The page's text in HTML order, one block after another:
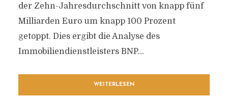
der Zehn-Jahresdurchschnitt von knapp fünf
Milliarden Euro um knapp 100 Prozent
getoppt. Dies ergibt die Analyse des
Immobiliendienstleisters BNP...
WEITERLESEN